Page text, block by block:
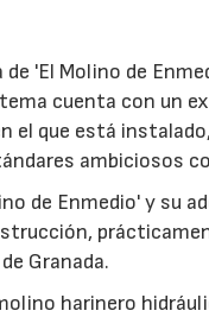
de 'El Molino de
cuenta con un
el que está
ambiciosos
de Enmedio' y su
Granada.
harinero